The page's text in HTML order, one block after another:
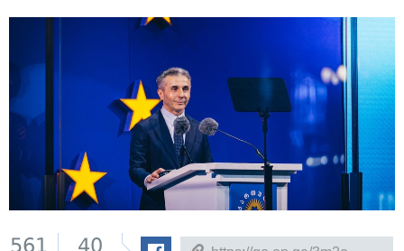
561 40